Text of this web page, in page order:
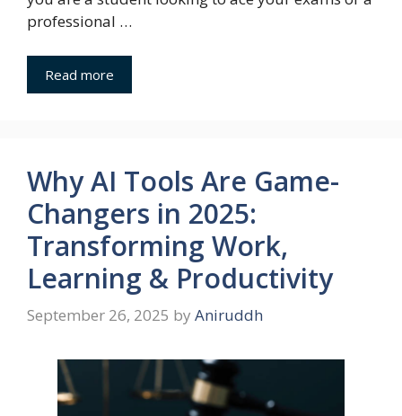
professional …
Read more
Why AI Tools Are Game-
Changers in 2025:
Transforming Work,
Learning & Productivity
September 26, 2025 by Aniruddh